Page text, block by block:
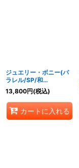
ジュエリー・ボニー(パ
ラレル/SP/和
柄/illust:otton)【SP】
{ST02-007[OP08]}
13,800円(税込)
カートに入れる